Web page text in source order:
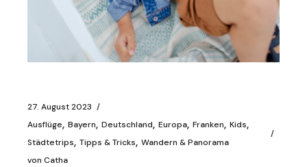
27. August 2023
Ausflüge Bayern Deutschland Europa Franken Kids
Städtetrips Tipps & Tricks Wandern & Panorama
von Catha